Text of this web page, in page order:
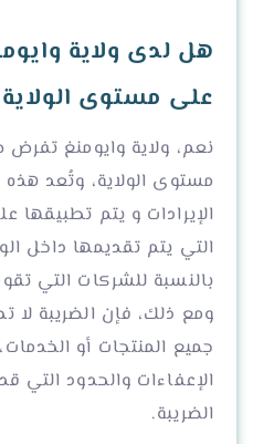
هل لدى ولاية
على مستوى
نعم، ولاية وايومنغ
مستوى الولاية، وتُعد
الإيرادات و يتم تطبيقها
التي يتم تقديمها داخل
بالنسبة للشركات التي
ومع ذلك، فإن الضريبة
جميع المنتجات أو
الإعفاءات والحدود التي
الضريبة.